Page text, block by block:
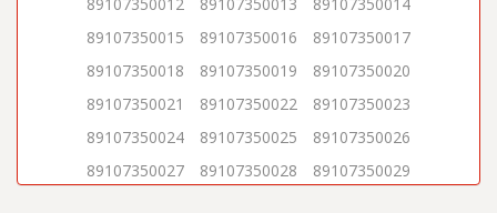
89107350015
89107350016
89107350017
89107350018
89107350019
89107350020
89107350021
89107350022
89107350023
89107350024
89107350025
89107350026
89107350027
89107350028
89107350029